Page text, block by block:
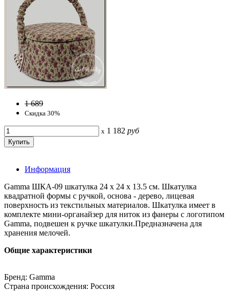
1 689
Скидка 30%
x 1 182 руб
Информация
Gamma ШКА-09 шкатулка 24 х 24 х 13.5 см. Шкатулка
квадратной формы с ручкой, основа - дерево, лицевая
поверхность из текстильных материалов. Шкатулка имеет в
комплекте мини-органайзер для ниток из фанеры с логотипом
Gamma, подвешен к ручке шкатулки.Предназначена для
хранения мелочей.
Общие характеристики
Бренд: Gamma
Страна происхождения: Россия